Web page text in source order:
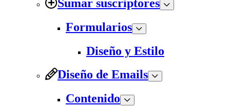
Sumar suscriptores
Formularios
Diseño y Estilo
Diseño de Emails
Contenido